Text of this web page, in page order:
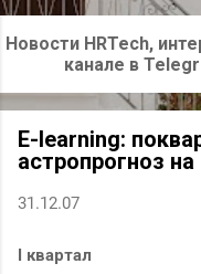
Новости HRTech,
канале в
E-learning:
астропрогноз на
31.12.07
I квартал